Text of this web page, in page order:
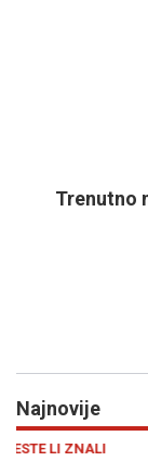
Trenutno
Najnovije
ZABAVA